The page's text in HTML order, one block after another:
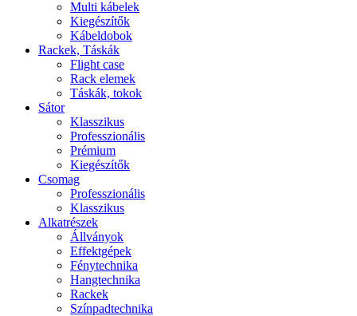
Multi kábelek
Kiegészítők
Kábeldobok
Rackek, Táskák
Flight case
Rack elemek
Táskák, tokok
Sátor
Klasszikus
Professzionális
Prémium
Kiegészítők
Csomag
Professzionális
Klasszikus
Alkatrészek
Állványok
Effektgépek
Fénytechnika
Hangtechnika
Rackek
Színpadtechnika